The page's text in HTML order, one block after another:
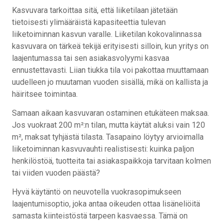
Kasvuvara tarkoittaa sitä, että liiketilaan jätetään
tietoisesti ylimääräistä kapasiteettia tulevan
liiketoiminnan kasvun varalle. Liiketilan kokovalinnassa
kasvuvara on tärkeä tekijä erityisesti silloin, kun yritys on
laajentumassa tai sen asiakasvolyymi kasvaa
ennustettavasti. Liian tiukka tila voi pakottaa muuttamaan
uudelleen jo muutaman vuoden sisällä, mikä on kallista ja
häiritsee toimintaa.
Samaan aikaan kasvuvaran ostaminen etukäteen maksaa.
Jos vuokraat 200 m²:n tilan, mutta käytät aluksi vain 120
m², maksat tyhjästä tilasta. Tasapaino löytyy arvioimalla
liiketoiminnan kasvuvauhti realistisesti: kuinka paljon
henkilöstöä, tuotteita tai asiakaspaikkoja tarvitaan kolmen
tai viiden vuoden päästä?
Hyvä käytäntö on neuvotella vuokrasopimukseen
laajentumisoptio, joka antaa oikeuden ottaa lisäneliöitä
samasta kiinteistöstä tarpeen kasvaessa. Tämä on